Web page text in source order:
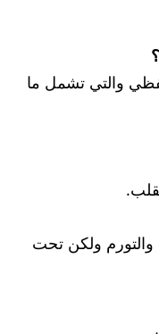
والتي تشمل ما
والتورم ولكن تحت